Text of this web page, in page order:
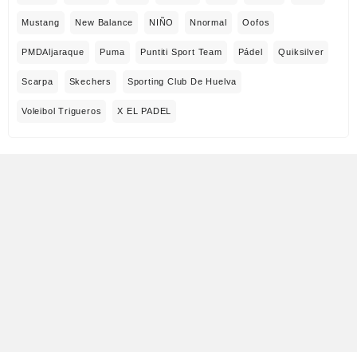
Mustang New Balance NIÑO Nnormal Oofos
PMDAljaraque Puma Puntiti Sport Team Pádel Quiksilver
Scarpa Skechers Sporting Club De Huelva
Voleibol Trigueros X EL PADEL